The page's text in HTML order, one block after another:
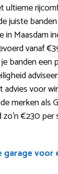
juiste
in Maasdam
vanaf
banden een
voor
merken als
€230 per
garage